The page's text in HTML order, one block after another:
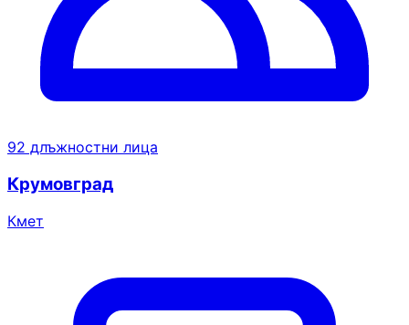
92 длъжностни лица
Крумовград
Кмет